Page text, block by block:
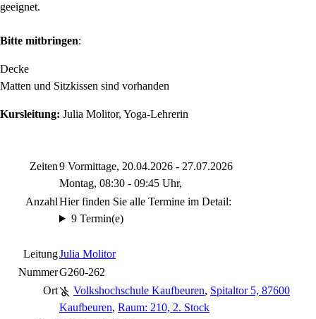
geeignet.
Bitte mitbringen:
Decke
Matten und Sitzkissen sind vorhanden
Kursleitung: Julia Molitor, Yoga-Lehrerin
Zeiten9 Vormittage, 20.04.2026 - 27.07.2026
Montag, 08:30 - 09:45 Uhr,
AnzahlHier finden Sie alle Termine im Detail:
9 Termin(e)
LeitungJulia Molitor
NummerG260-262
Ort
Volkshochschule Kaufbeuren, Spitaltor 5, 87600
Kaufbeuren, Raum: 210, 2. Stock